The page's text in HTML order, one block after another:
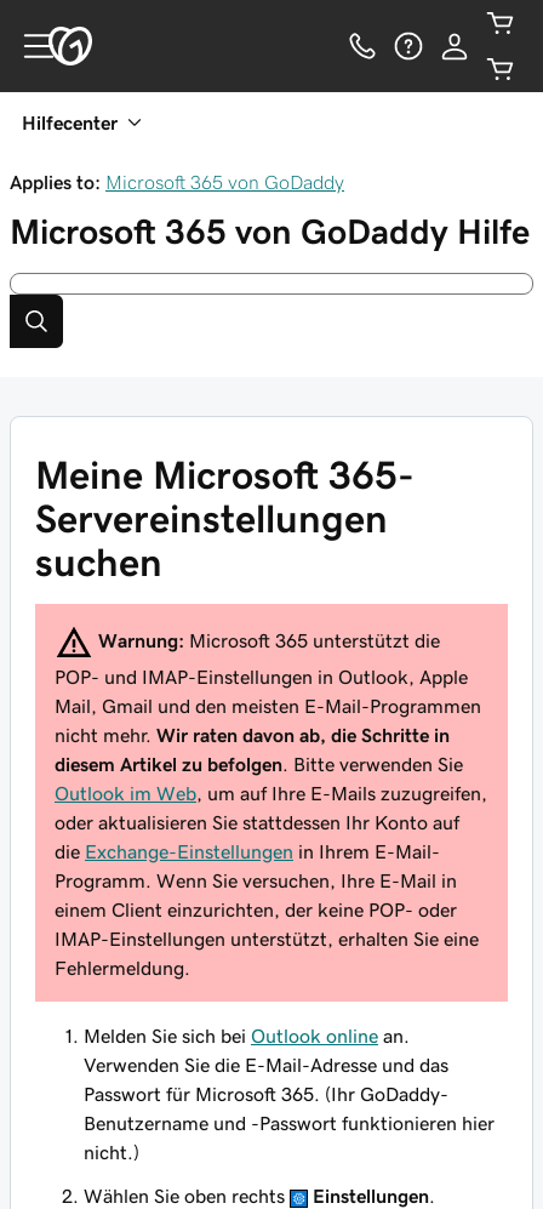
Hilfecenter
Applies to: Microsoft 365 von GoDaddy
Microsoft 365 von GoDaddy Hilfe
Meine Microsoft 365-
Servereinstellungen
suchen
Warnung: Microsoft 365 unterstützt die
POP- und IMAP-Einstellungen in Outlook, Apple
Mail, Gmail und den meisten E-Mail-Programmen
nicht mehr. Wir raten davon ab, die Schritte in
diesem Artikel zu befolgen . Bitte verwenden Sie
Outlook im Web , um auf Ihre E-Mails zuzugreifen,
oder aktualisieren Sie stattdessen Ihr Konto auf
die Exchange-Einstellungen in Ihrem E-Mail-
Programm. Wenn Sie versuchen, Ihre E-Mail in
einem Client einzurichten, der keine POP- oder
IMAP-Einstellungen unterstützt, erhalten Sie eine
Fehlermeldung.
Melden Sie sich bei Outlook online an.
Verwenden Sie die E-Mail-Adresse und das
Passwort für Microsoft 365. (Ihr GoDaddy-
Benutzername und -Passwort funktionieren hier
nicht.)
Wählen Sie oben rechts Einstellungen